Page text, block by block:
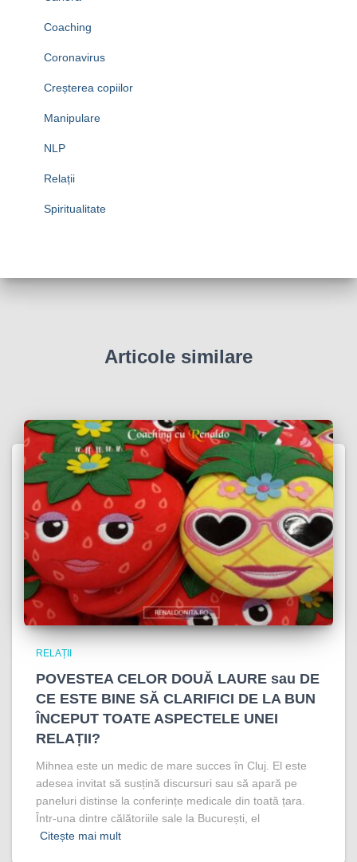
Coaching
Coronavirus
Creșterea copiilor
Manipulare
NLP
Relații
Spiritualitate
Articole similare
RELAȚII
POVESTEA CELOR DOUĂ LAURE sau DE
CE ESTE BINE SĂ CLARIFICI DE LA BUN
ÎNCEPUT TOATE ASPECTELE UNEI
RELAȚII?
Mihnea este un medic de mare succes în Cluj. El este
adesea invitat să susțină discursuri sau să apară pe
paneluri distinse la conferințe medicale din toată țara.
Într-una dintre călătoriile sale la București, el
Citește mai mult